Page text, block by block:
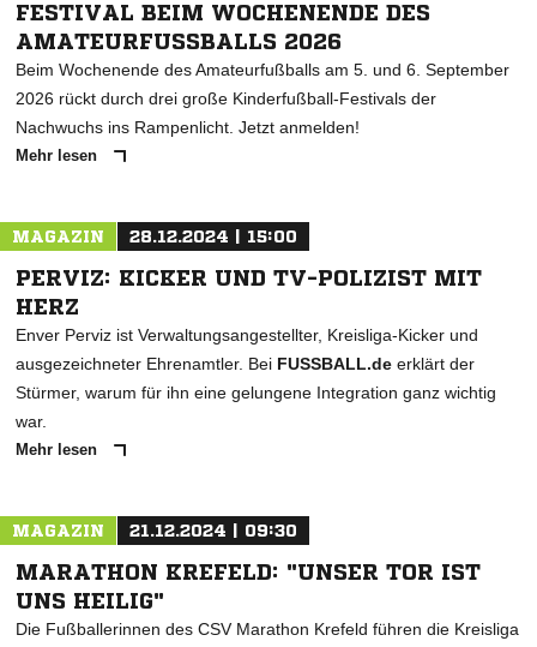
ESTIVAL BEIM WOCHENENDE DES A
MATEURFUSSBALLS 2026
Beim Wochenende des Amateurfußballs am 5. und 6. September
2026 rückt durch drei große Kinderfußball-Festivals der
Nachwuchs ins Rampenlicht. Jetzt anmelden!
Mehr lesen
MAGAZIN 28.12.2024 | 15:00
PERVIZ: KICKER UND TV-POLIZIST MIT
HERZ
Enver Perviz ist Verwaltungsangestellter, Kreisliga-Kicker und
ausgezeichneter Ehrenamtler. Bei FUSSBALL.de erklärt der
Stürmer, warum für ihn eine gelungene Integration ganz wichtig
war.
Mehr lesen
MAGAZIN 21.12.2024 | 09:30
MARATHON KREFELD: "UNSER TOR IST
UNS HEILIG"
Die Fußballerinnen des CSV Marathon Krefeld führen die Kreisliga